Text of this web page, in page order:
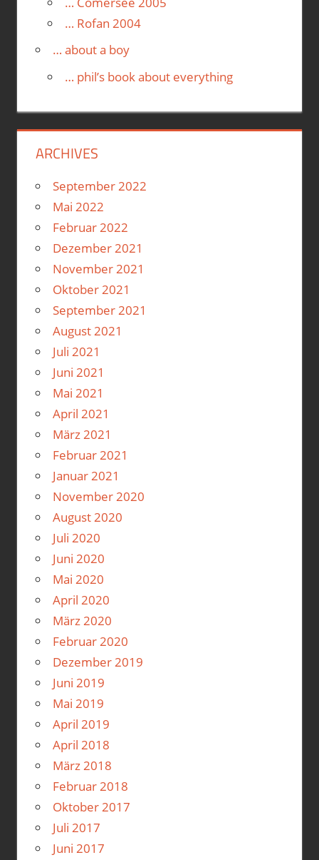
… Rofan 2004
… about a boy
… phil’s book about everything
ARCHIVES
September 2022
Mai 2022
Februar 2022
Dezember 2021
November 2021
Oktober 2021
September 2021
August 2021
Juli 2021
Juni 2021
Mai 2021
April 2021
März 2021
Februar 2021
Januar 2021
November 2020
August 2020
Juli 2020
Juni 2020
Mai 2020
April 2020
März 2020
Februar 2020
Dezember 2019
Juni 2019
Mai 2019
April 2019
April 2018
März 2018
Februar 2018
Oktober 2017
Juli 2017
Juni 2017